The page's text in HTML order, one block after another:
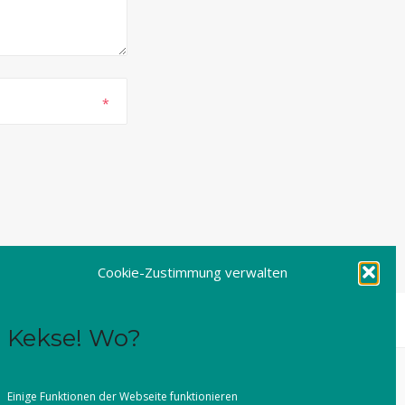
Cookie-Zustimmung verwalten
Kekse! Wo?
Einige Funktionen der Webseite funktionieren
*